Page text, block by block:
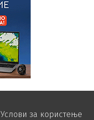
Услови за користење